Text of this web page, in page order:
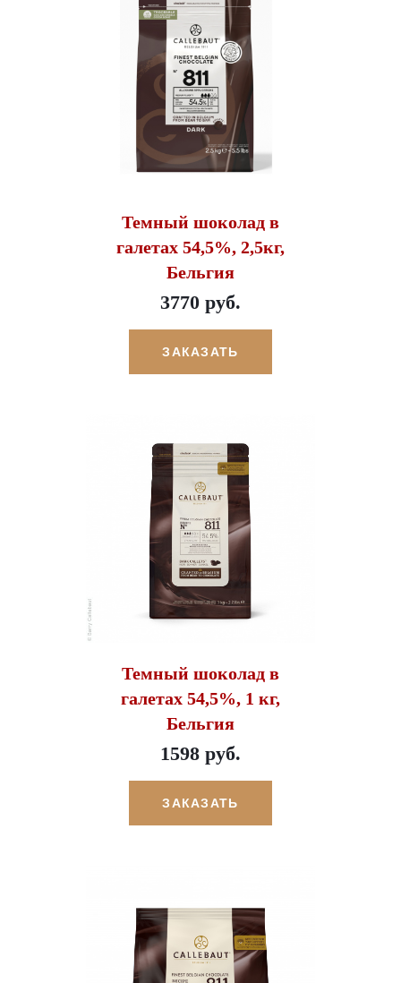
Темный шоколад в
галетах 54,5%, 2,5кг,
Бельгия
3770 руб.
ЗАКАЗАТЬ
Темный шоколад в
галетах 54,5%, 1 кг,
Бельгия
1598 руб.
ЗАКАЗАТЬ